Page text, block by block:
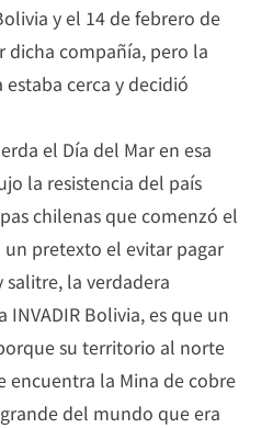
y el 14 de febrero de
dicha compañía, pero la
cerca y decidió
el Día del Mar en esa
la resistencia del país
chilenas que comenzó el
pretexto el evitar pagar
la verdadera
Bolivia, es que un
su territorio al norte
encuentra la Mina de cobre
del mundo que era